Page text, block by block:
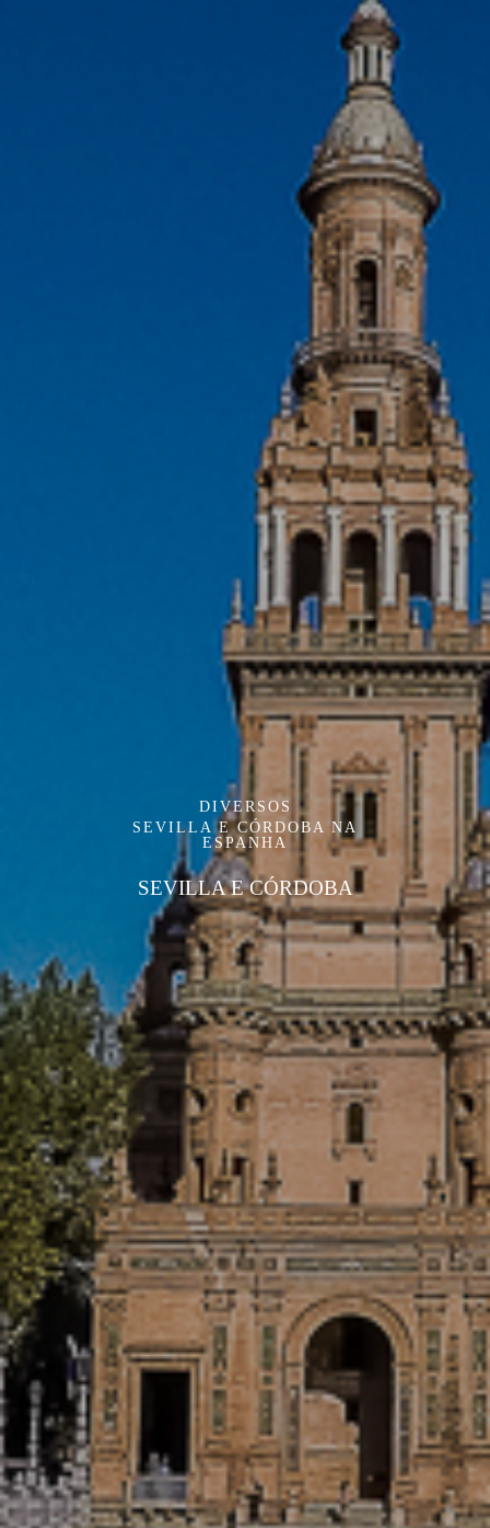
DIVERSOS
SEVILLA E CÓRDOBA NA
ESPANHA
SEVILLA E CÓRDOBA